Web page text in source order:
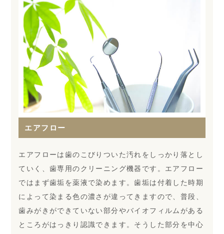
エアフロー
エアフローは歯のこびりついた汚れをしっかり落とし
ていく、歯専用のクリーニング機器です。エアフロー
ではまず歯垢を薬液で染めます。歯垢は付着した時期
によって染まる色の濃さが違ってきますので、普段、
歯みがきができていない部分やバイオフィルムがある
ところがはっきり認識できます。そうした部分を中心